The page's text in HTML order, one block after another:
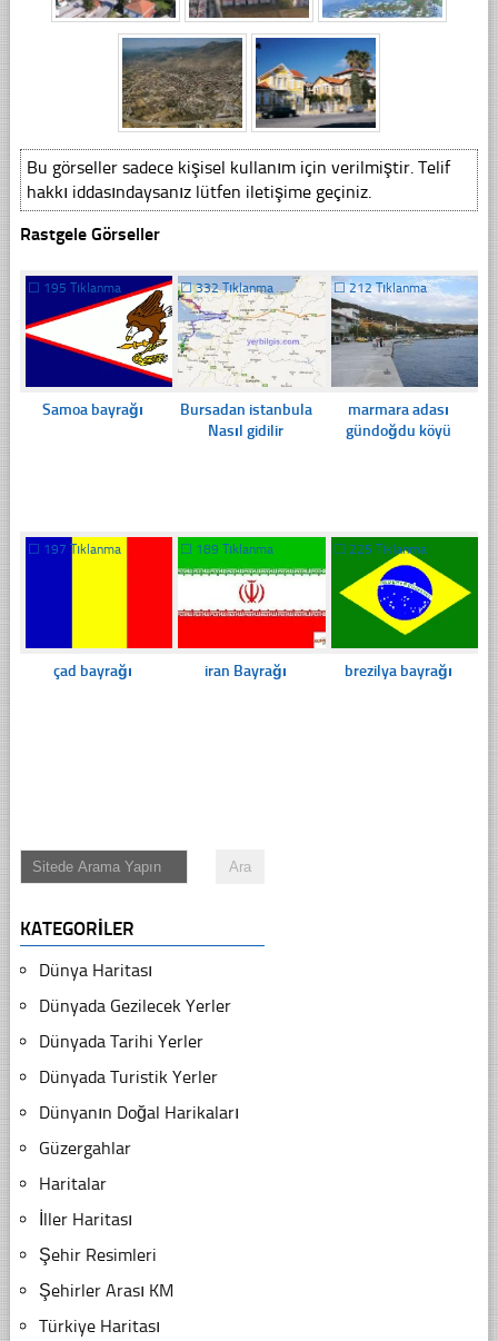
Bu görseller sadece kişisel kullanım için verilmiştir. Telif
hakkı iddasındaysanız lütfen iletişime geçiniz.
Rastgele Görseller
☐ 195 Tıklanma
Samoa bayrağı
☐332 Tıklanma
Bursadan istanbula
Nasıl gidilir
☐212 Tıklanma
marmara adası
gündoğdu köyü
☐ 197 Tıklanma
çad bayrağı
☐ 189 Tıklanma
iran Bayrağı
☐ 225 Tıklanma
brezilya bayrağı
KATEGORILER
Dünya Haritası
Dünyada Gezilecek Yerler
Dünyada Tarihi Yerler
Dünyada Turistik Yerler
Dünyanın Doğal Harikaları
Güzergahlar
Haritalar
İller Haritası
Şehir Resimleri
Şehirler Arası KM
Türkiye Haritası